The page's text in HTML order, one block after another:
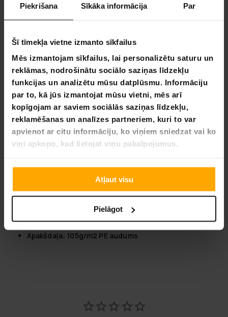
Piekrišana Sīkāka informācija Par
Šī tīmekļa vietne izmanto sīkfailus
Mēs izmantojam sīkfailus, lai personalizētu saturu un
reklāmas, nodrošinātu sociālo saziņas līdzekļu
funkcijas un analizētu mūsu datplūsmu. Informāciju
par to, kā jūs izmantojat mūsu vietni, mēs arī
kopīgojam ar saviem sociālās saziņas līdzekļu,
reklamēšanas un analīzes partneriem, kuri to var
apvienot ar citu informāciju, ko viņiem sniedzat vai ko
viņi apkopo, kad lietojat viņu pakalpojumus.
Atļaut visu
Pielāgot
Bezmaksas piegādepasūtījumiem virs 50€
Ātra klientu apkalpošana
Elastīgas maksājumu metodes
Batuta atsperu pārsegs Stratos
Premium Black Line
Produkta informācija: Piemērots "Stratos Rectangular
Trampoline 277x477 cm Premium Black Line"
Augšdaļa: 360g/m2 PVC audums
Vidusdaļa: 13mm EPE
Apakšdaļa: 105g/m2 PE audums